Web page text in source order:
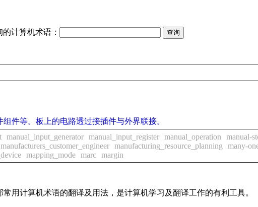
计算机术语：
件等。板上的电路透过接插件与外界联接。
manual_input_generator manual_input_register manual_operation manual-
manufacturers_customer_engineer manufacturing_resource_planning many-
mapping_mode marc margin
用计算机术语的翻译及用法，是计算机学习及翻译工作的有利工具。